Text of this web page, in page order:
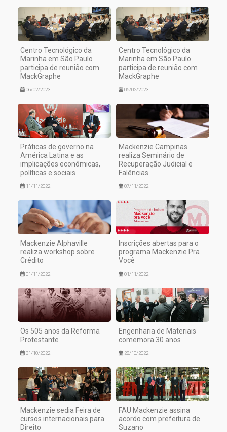
Centro Tecnológico da
Marinha em São Paulo
participa de reunião com
MackGraphe
06/02/2023
Centro Tecnológico da
Marinha em São Paulo
participa de reunião com
MackGraphe
06/02/2023
Práticas de governo na
América Latina e as
implicações econômicas,
políticas e sociais
11/11/2022
Mackenzie Campinas
realiza Seminário de
Recuperação Judicial e
Falências
07/11/2022
Mackenzie Alphaville
realiza workshop sobre
Crédito
01/11/2022
Inscrições abertas para o
programa Mackenzie Pra
Você
01/11/2022
Os 505 anos da Reforma
Protestante
31/10/2022
Engenharia de Materiais
comemora 30 anos
28/10/2022
Mackenzie sedia Feira de
cursos internacionais para
Direito
FAU Mackenzie assina
acordo com prefeitura de
Suzano